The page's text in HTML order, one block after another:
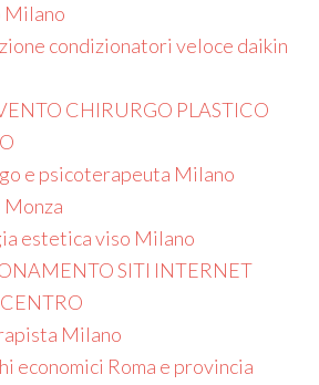
condizionatori veloce daikin
CHIRURGO PLASTICO
e psicoterapeuta Milano
Monza
estetica viso Milano
SITI INTERNET
Milano
economici Roma e provincia